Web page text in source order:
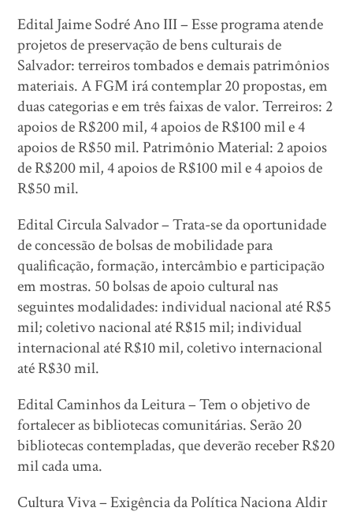
Edital Jaime Sodré Ano III – Esse programa atende
projetos de preservação de bens culturais de
Salvador: terreiros tombados e demais patrimônios
materiais. A FGM irá contemplar 20 propostas, em
duas categorias e em três faixas de valor. Terreiros: 2
apoios de R$200 mil, 4 apoios de R$100 mil e 4
apoios de R$50 mil. Patrimônio Material: 2 apoios
de R$200 mil, 4 apoios de R$100 mil e 4 apoios de
R$50 mil.
Edital Circula Salvador – Trata-se da oportunidade
de concessão de bolsas de mobilidade para
qualificação, formação, intercâmbio e participação
em mostras. 50 bolsas de apoio cultural nas
seguintes modalidades: individual nacional até R$5
mil; coletivo nacional até R$15 mil; individual
internacional até R$10 mil, coletivo internacional
até R$30 mil.
Edital Caminhos da Leitura – Tem o objetivo de
fortalecer as bibliotecas comunitárias. Serão 20
bibliotecas contempladas, que deverão receber R$20
mil cada uma.
Cultura Viva – Exigência da Política Naciona Aldir